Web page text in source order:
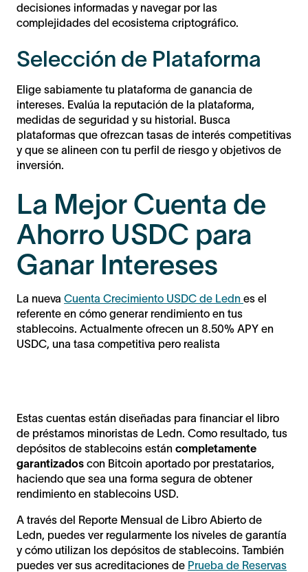
decisiones informadas y navegar por las
complejidades del ecosistema criptográfico.
Selección de Plataforma
Elige sabiamente tu plataforma de ganancia de
intereses. Evalúa la reputación de la plataforma,
medidas de seguridad y su historial. Busca
plataformas que ofrezcan tasas de interés competitivas
y que se alineen con tu perfil de riesgo y objetivos de
inversión.
La Mejor Cuenta de
Ahorro USDC para
Ganar Intereses
La nueva Cuenta Crecimiento USDC de Ledn es el
referente en cómo generar rendimiento en tus
stablecoins. Actualmente ofrecen un 8.50% APY en
USDC, una tasa competitiva pero realista
Estas cuentas están diseñadas para financiar el libro
de préstamos minoristas de Ledn. Como resultado, tus
depósitos de stablecoins están completamente
garantizados con Bitcoin aportado por prestatarios,
haciendo que sea una forma segura de obtener
rendimiento en stablecoins USD.
A través del Reporte Mensual de Libro Abierto de
Ledn, puedes ver regularmente los niveles de garantía
y cómo utilizan los depósitos de stablecoins. También
puedes ver sus acreditaciones de Prueba de Reservas